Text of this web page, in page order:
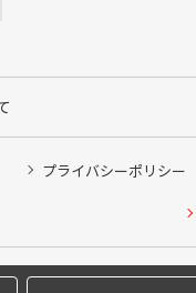
プライバシーポリシー
Copyright © 2024
ピット作業の予約
希望のクローク契約会員の
方はご利用いただけません